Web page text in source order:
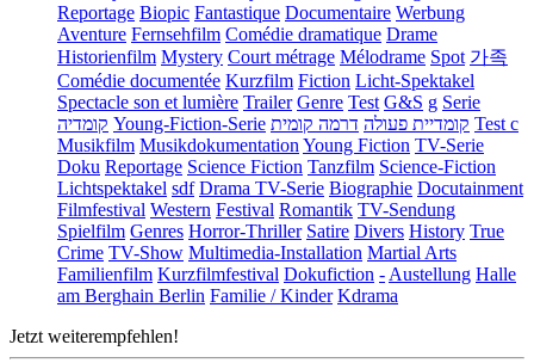
Reportage Biopic Fantastique Documentaire Werbung
Aventure Fernsehfilm Comédie dramatique Drame
Historienfilm Mystery Court métrage Mélodrame Spot 가족
Comédie documentée Kurzfilm Fiction Licht-Spektakel
Spectacle son et lumière Trailer Genre Test G&S g Serie
קומדיה Young-Fiction-Serie קומדיית פעולה דרמה קומית
Test c
Musikfilm Musikdokumentation Young Fiction TV-Serie
Doku Reportage Science Fiction Tanzfilm Science-Fiction
Lichtspektakel sdf Drama TV-Serie Biographie Docutainment
Filmfestival Western Festival Romantik TV-Sendung
Spielfilm Genres Horror-Thriller Satire Divers History True
Crime TV-Show Multimedia-Installation Martial Arts
Familienfilm Kurzfilmfestival Dokufiction - Austellung Halle
am Berghain Berlin Familie / Kinder Kdrama
Jetzt weiterempfehlen!